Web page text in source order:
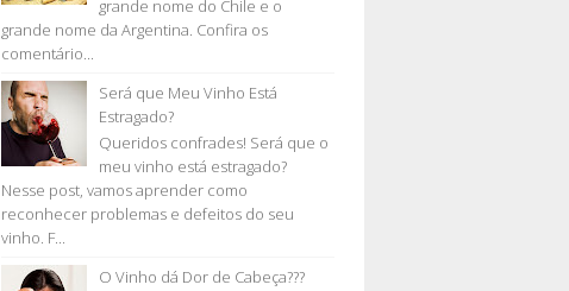
grande nome do Chile e o
grande nome da Argentina. Confira os
comentário...
Será que Meu Vinho Está
Estragado?
Queridos confrades! Será que o
meu vinho está estragado?
Nesse post, vamos aprender como
reconhecer problemas e defeitos do seu
vinho. F...
O Vinho dá Dor de Cabeça???